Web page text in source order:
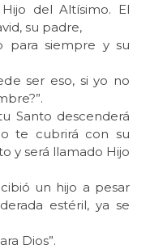
del Altísimo. El
su padre,
para siempre y su
ser eso, si yo no
Santo descenderá
te cubrirá con su
y será llamado Hijo
un hijo a pesar
estéril, ya se
Dios”.